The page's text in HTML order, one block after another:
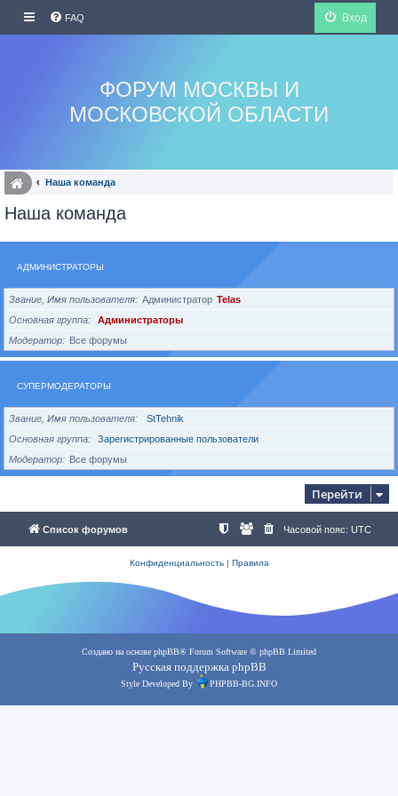
FAQ Вход
ФОРУМ МОСКВЫ И
МОСКОВСКОЙ ОБЛАСТИ
Наша команда
Наша команда
АДМИНИСТРАТОРЫ
Звание, Имя пользователя Администратор Telas
Основная группа
Администраторы
Модератор
Все форумы
СУПЕРМОДЕРАТОРЫ
Звание, Имя пользователя
StTehnik
Основная группа
Зарегистрированные пользователи
Модератор
Все форумы
Перейти
Список форумов Часовой пояс: UTC
Конфиденциальность| Правила
Создано на основе phpBB® Forum Software © phpBB Limited
Русская поддержка phpBB
Style Developed By PHPBB-BG.INFO